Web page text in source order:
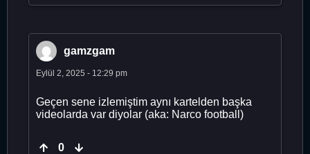
gamzgam
Eylül 2, 2025 - 12:29 pm
Geçen sene izlemiştim aynı kartelden başka
videolarda var diyolar (aka: Narco football)
0